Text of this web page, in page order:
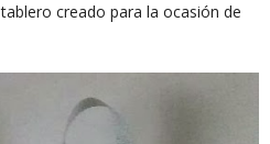
creado para la ocasión de